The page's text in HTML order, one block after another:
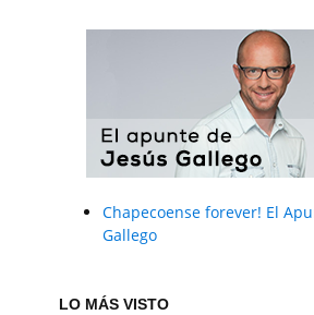
Chapecoense forever! El
Gallego
LO MÁS VISTO